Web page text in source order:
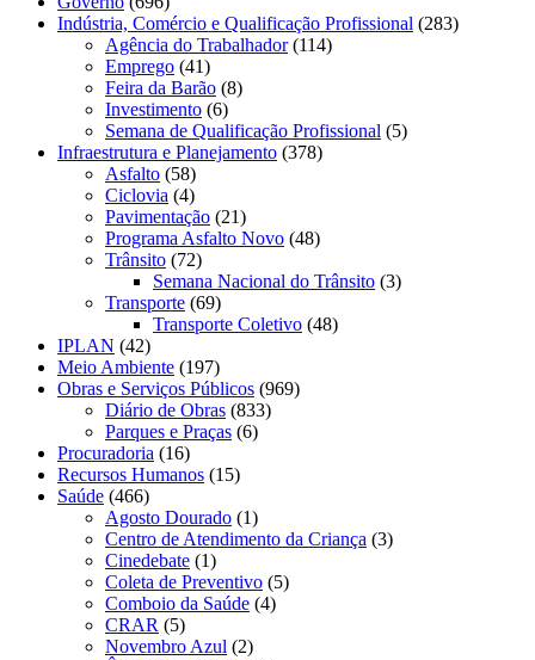
Indústria, Comércio e Qualificação Profissional (283)
Agência do Trabalhador(114)
Emprego (41)
Feira da Barão (8)
Investimento (6)
Semana de Qualificação Profissional (5)
Infraestrutura e Planejamento (378)
Asfalto (58)
Ciclovia (4)
Pavimentação (21)
Programa Asfalto Novo (48)
Trânsito (72)
Semana Nacional do Trânsito (3)
Transporte (69)
Transporte Coletivo (48)
IPLAN (42)
Meio Ambiente (197)
Obras e Serviços Públicos (969)
Diário de Obras (833)
Parques e Praças (6)
Procuradoria (16)
Recursos Humanos (15)
Saúde (466)
Agosto Dourado (1)
Centro de Atendimento da Criança (3)
Cinedebate (1)
Coleta de Preventivo (5)
Comboio da Saúde (4)
CRAR (5)
Novembro Azul (2)